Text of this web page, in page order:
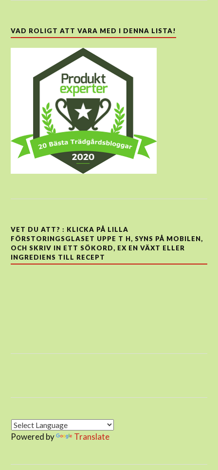
VAD ROLIGT ATT VARA MED I DENNA LISTA!
VET DU ATT? : KLICKA PÅ LILLA
FÖRSTORINGSGLASET UPPE T H, SYNS PÅ MOBILEN,
OCH SKRIV IN ETT SÖKORD, EX EN VÄXT ELLER
INGREDIENS TILL RECEPT
Powered by Translate